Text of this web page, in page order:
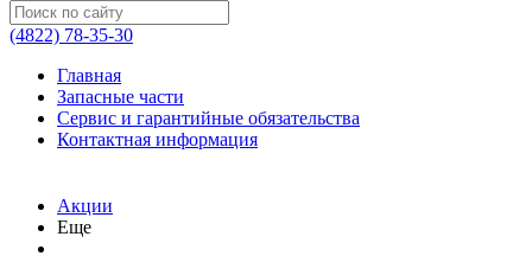
(4822) 78-35-30
Главная
Запасные части
Сервис и гарантийные обязательства
Контактная информация
Акции
Еще